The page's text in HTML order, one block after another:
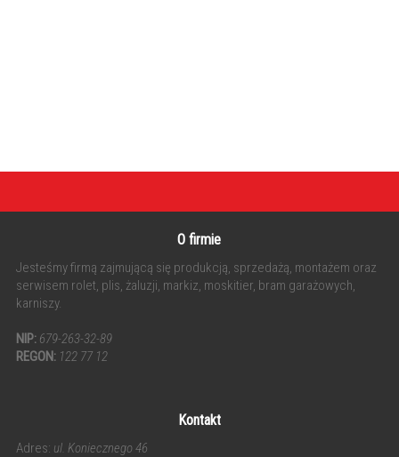
O firmie
Jesteśmy firmą zajmującą się produkcją, sprzedażą, montażem oraz
serwisem rolet, plis, żaluzji, markiz, moskitier, bram garażowych,
karniszy.
NIP: 679-263-32-89
REGON: 122 77 12
Kontakt
Adres: ul. Koniecznego 46